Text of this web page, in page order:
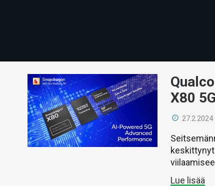
X80
Lue lisää